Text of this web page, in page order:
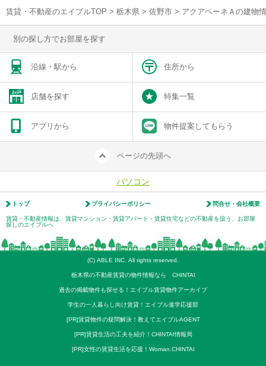
賃貸・不動産のエイブルTOP > 栃木県 > 佐野市 > アクアベーネＡの建物
別の探し方でお部屋を探す
沿線・駅から 住所から
店舗を探す 特集一覧
アプリから 物件提案してもらう
ページの先頭へ
パソコン
トップ プライバシーポリシー 問合せ・会社概要
賃貸・不動産情報は、賃貸マンション・賃貸アパート・賃貸住宅などの不動産を扱う、お部屋
探しのエイブルへ
(C) ABLE INC. All rights reserved.
栃木県の不動産賃貸の物件情報なら CHINTAI
過去の掲載物件も探せる！エイブル賃貸物件アーカイブ
学生の一人暮らし向け賃貸！エイブル進学応援部
[PR]賃貸物件の疑問解決！教えてエイブルAGENT
[PR]賃貸生活の工夫を紹介！CHINTAI情報局
[PR]女性の賃貸生活を応援！Woman.CHINTAI